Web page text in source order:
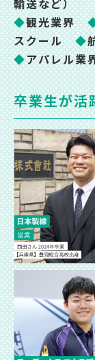
輸送など）
◆観光業界
スクール◆
◆アパレル業
卒業生が活